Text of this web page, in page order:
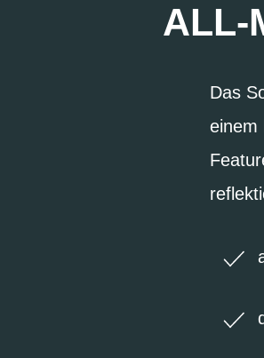
ALL-
Das
einem